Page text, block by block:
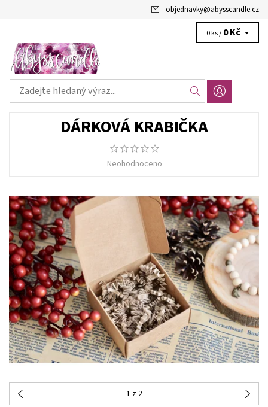
objednavky@abysscandle.cz
0 ks / 0 Kč
DÁRKOVÁ KRABIČKA
Neohodnoceno
1 z 2